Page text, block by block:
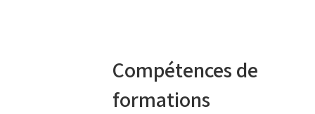
Compétences de
formations